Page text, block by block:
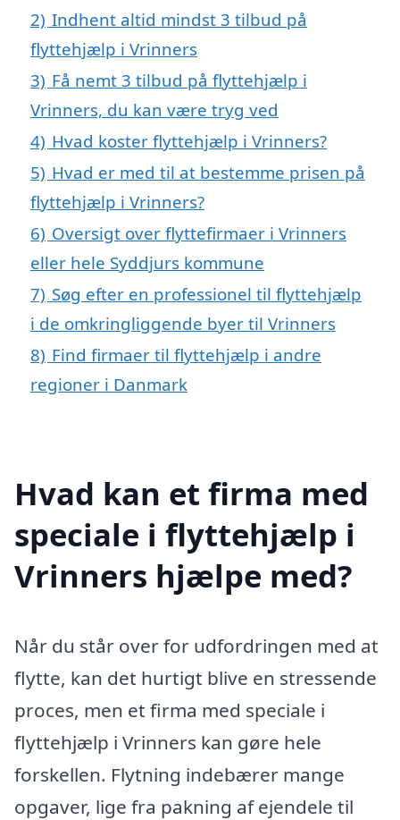
2) Indhent altid mindst 3 tilbud på
flyttehjælp i Vrinners
3) Få nemt 3 tilbud på flyttehjælp i
Vrinners, du kan være tryg ved
4) Hvad koster flyttehjælp i Vrinners?
5) Hvad er med til at bestemme prisen på
flyttehjælp i Vrinners?
6) Oversigt over flyttefirmaer i Vrinners
eller hele Syddjurs kommune
7) Søg efter en professionel til flyttehjælp
i de omkringliggende byer til Vrinners
8) Find firmaer til flyttehjælp i andre
regioner i Danmark
Hvad kan et firma med
speciale i flyttehjælp i
Vrinners hjælpe med?
Når du står over for udfordringen med at
flytte, kan det hurtigt blive en stressende
proces, men et firma med speciale i
flyttehjælp i Vrinners kan gøre hele
forskellen. Flytning indebærer mange
opgaver, lige fra pakning af ejendele til